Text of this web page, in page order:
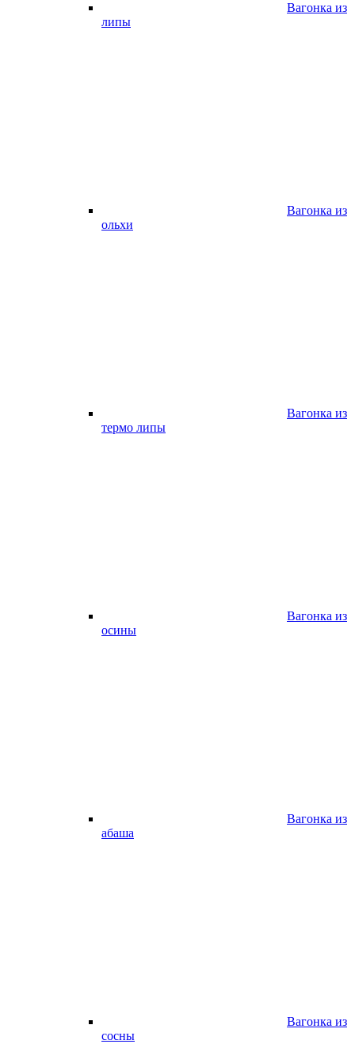
Вагонка из
липы
Вагонка из
ольхи
Вагонка из
термо липы
Вагонка из
осины
Вагонка из
абаша
Вагонка из
сосны